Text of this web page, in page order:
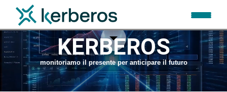
BENVENUTO IN
KERBEROS
monitoriamo il presente per anticipare il futuro